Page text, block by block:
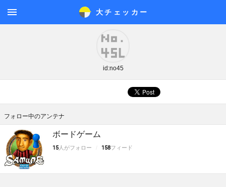
大チェッカ ー
メニ
id:no45
フォロー中のアンテナ
ボードゲーム
15人がフォロー 158フィード